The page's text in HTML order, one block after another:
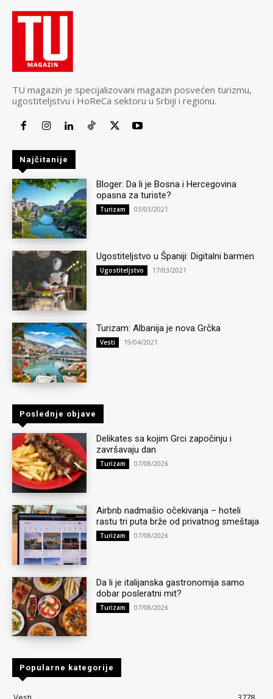
TU magazin je specijalizovani magazin posvećen turizmu,
ugostiteljstvu i HoReCa sektoru u Srbiji i regionu.
Najčitanije
Bloger: Da li je Bosna i Hercegovina
opasna za turiste?
Turizam 03/03/2021
Ugostiteljstvo u Španiji: Digitalni barmen
Ugostiteljstvo 17/03/2021
Turizam: Albanija je nova Grčka
Vesti 19/04/2021
Poslednje objave
Delikates sa kojim Grci započinju i
završavaju dan
Turizam 07/08/2026
Airbnb nadmašio očekivanja – hoteli
rastu tri puta brže od privatnog smeštaja
Turizam 07/08/2026
Da li je italijanska gastronomija samo
dobar posleratni mit?
Turizam 07/08/2026
Popularne kategorije